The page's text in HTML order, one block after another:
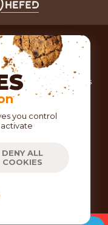
pour concocter de
grand chef ?
nous vous
issus des meilleures
de pâtisserie,
de cuisine,
au sein de nos 21
tout votre matériel
toc.fr
depuis 2018.
you control
DENY ALL
COOKIES